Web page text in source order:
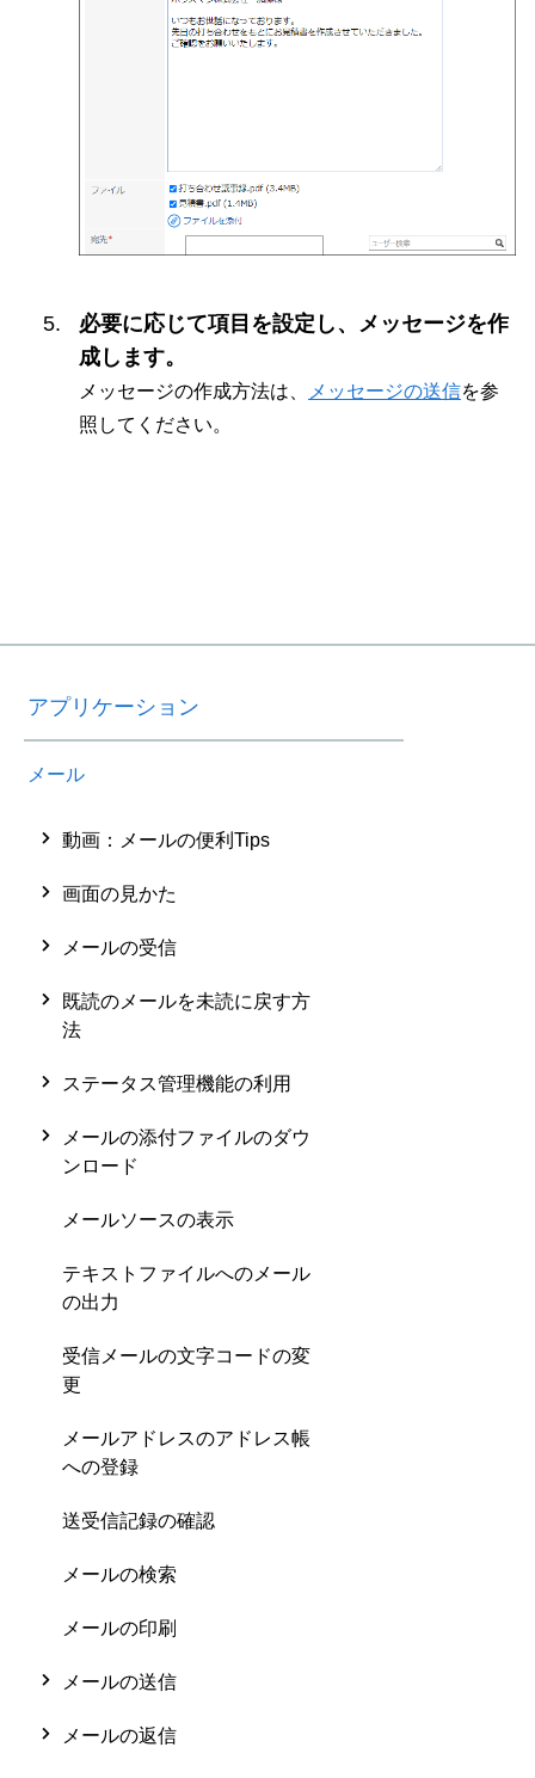
必要に応じて項目を設定し、メッセージを作
成します。
メッセージの作成方法は、 メッセージの送信を参
照してください。
アプリケーション
メール
動画：メールの便利Tips
画面の見かた
メールの受信
既読のメールを未読に戻す方
法
ステータス管理機能の利用
メールの添付ファイルのダウ
ンロード
メールソースの表示
テキストファイルへのメール
の出力
受信メールの文字コードの変
更
メールアドレスのアドレス帳
への登録
送受信記録の確認
メールの検索
メールの印刷
メールの送信
メールの返信